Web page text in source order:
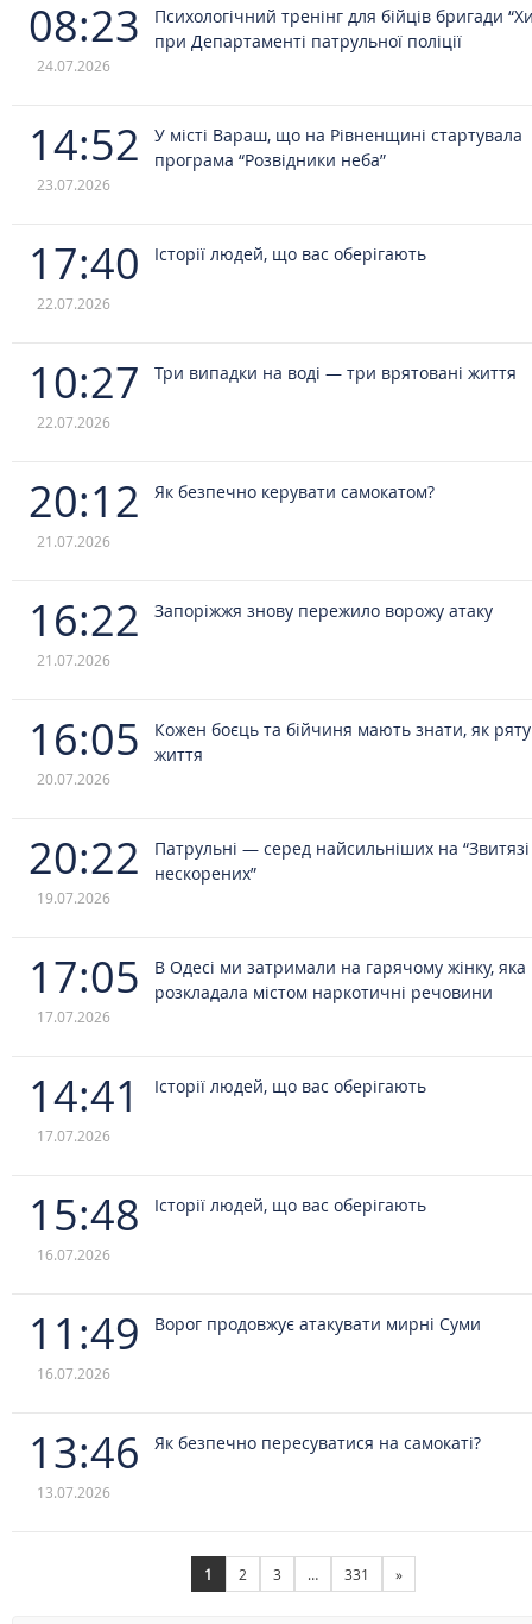
08:23
24.07.2026
Психологічний тренінг для бійців бригади
при Департаменті патрульної поліції
14:52
23.07.2026
У місті Вараш, що на Рівненщині стартувала
програма “Розвідники неба”
17:40
22.07.2026
Історії людей, що вас оберігають
10:27
22.07.2026
Три випадки на воді — три врятовані життя
20:12
21.07.2026
Як безпечно керувати самокатом?
16:22
21.07.2026
Запоріжжя знову пережило ворожу атаку
16:05
20.07.2026
Кожен боєць та бійчиня мають знати, як
життя
20:22
19.07.2026
Патрульні — серед найсильніших на “Звитязі
нескорених”
17:05
17.07.2026
В Одесі ми затримали на гарячому жінку, яка
розкладала містом наркотичні речовини
14:41
17.07.2026
Історії людей, що вас оберігають
15:48
16.07.2026
Історії людей, що вас оберігають
11:49
16.07.2026
Ворог продовжує атакувати мирні Суми
13:46
13.07.2026
Як безпечно пересуватися на самокаті?
1 2 3 … 331 »